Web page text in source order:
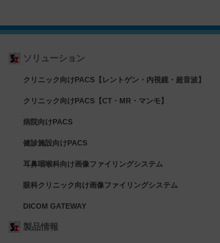
ソリューション
クリニック向けPACS【レントゲン・内視鏡・超音波】
クリニック向けPACS【CT・MR・マンモ】
病院向けPACS
健診施設向けPACS
耳鼻咽喉科向け画像ファイリングシステム
眼科クリニック向け画像ファイリングシステム
DICOM GATEWAY
製品情報